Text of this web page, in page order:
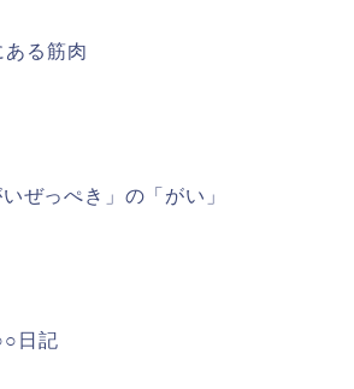
ある筋肉
ぜっぺき」の「がい」
日記